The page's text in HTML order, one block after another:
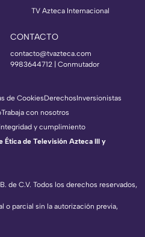
TV Azteca Internacional
CONTACTO
contacto@tvazteca.com
9983644712 | Conmutador
de C.V. Todos los derechos reservados,
o parcial sin la autorización previa,
de CookiesDerechosInversionistas
Trabaja con nosotros
y cumplimiento
Ética de Televisión Azteca III y